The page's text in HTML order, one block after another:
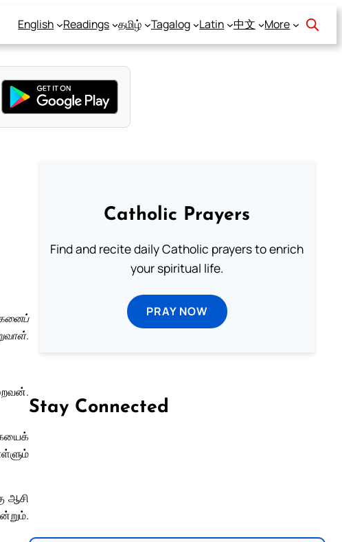
English Readings தமிழ் Tagalog Latin 中文 More
ஆசி
Catholic Prayers
Find and recite daily Catholic prayers to enrich
your spiritual life.
PRAY NOW
Stay Connected